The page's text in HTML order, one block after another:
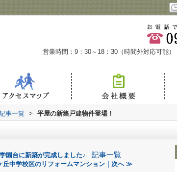
営業時間：9：30～18：30（時間外対応可能）
事一覧 > 平屋の新築戸建物件登場！
園台に新築が完成しました♪ 記事一覧
中学校区のリフォームマンション｜次へ ≫